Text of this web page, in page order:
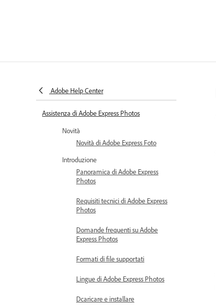
Adobe Help Center
Assistenza di Adobe Express Photos
Novità
Novità di Adobe Express Foto
Introduzione
Panoramica di Adobe Express
Photos
Requisiti tecnici di Adobe Express
Photos
Domande frequenti su Adobe
Express Photos
Formati di file supportati
Lingue di Adobe Express Photos
Dcaricare e installare